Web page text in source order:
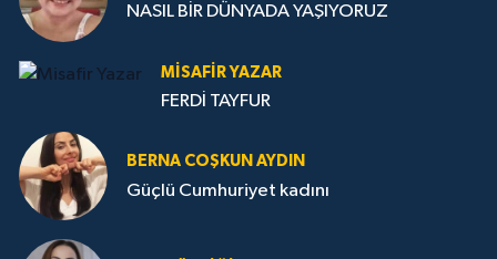
NASIL BİR DÜNYADA YAŞIYORUZ
MISAFIR YAZAR
FERDİ TAYFUR
BERNA COŞKUN AYDIN
Güçlü Cumhuriyet kadını